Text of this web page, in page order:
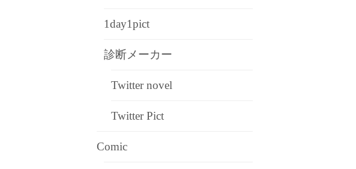
1day1pict
診断メーカー
Twitter novel
Twitter Pict
Comic